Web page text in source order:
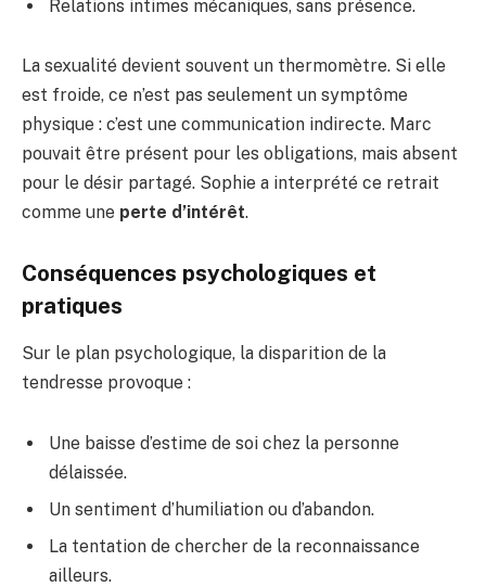
Relations intimes mécaniques, sans présence.
La sexualité devient souvent un thermomètre. Si elle
est froide, ce n’est pas seulement un symptôme
physique : c’est une communication indirecte. Marc
pouvait être présent pour les obligations, mais absent
pour le désir partagé. Sophie a interprété ce retrait
comme une perte d’intérêt.
Conséquences psychologiques et
pratiques
Sur le plan psychologique, la disparition de la
tendresse provoque :
Une baisse d’estime de soi chez la personne
délaissée.
Un sentiment d’humiliation ou d’abandon.
La tentation de chercher de la reconnaissance
ailleurs.